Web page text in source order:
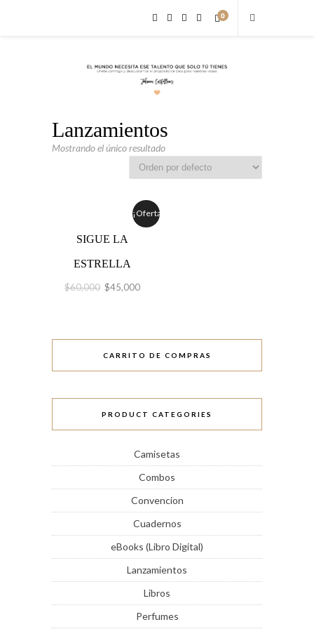
0
Lanzamientos
Mostrando el único resultado
¡Oferta!
SIGUE LA
ESTRELLA
$60,000 $45,000
CARRITO DE COMPRAS
PRODUCT CATEGORIES
Camisetas
Combos
Convencion
Cuadernos
eBooks (Libro Digital)
Lanzamientos
Libros
Perfumes